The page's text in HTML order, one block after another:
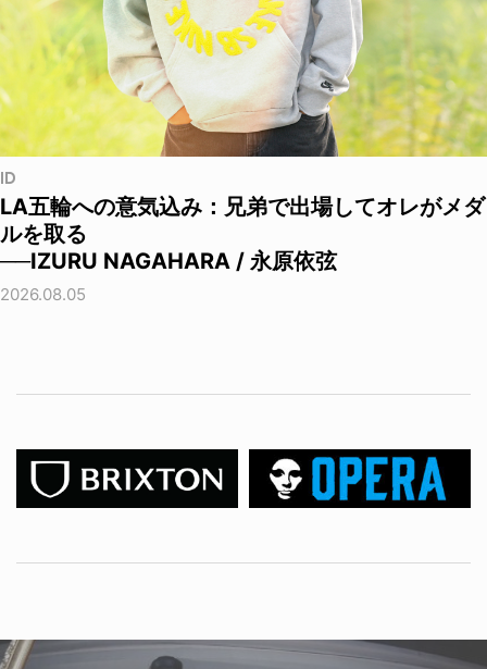
ID
LA五輪への意気込み：兄弟で出場してオレがメダ
ルを取る
──IZURU NAGAHARA / 永原依弦
2026.08.05